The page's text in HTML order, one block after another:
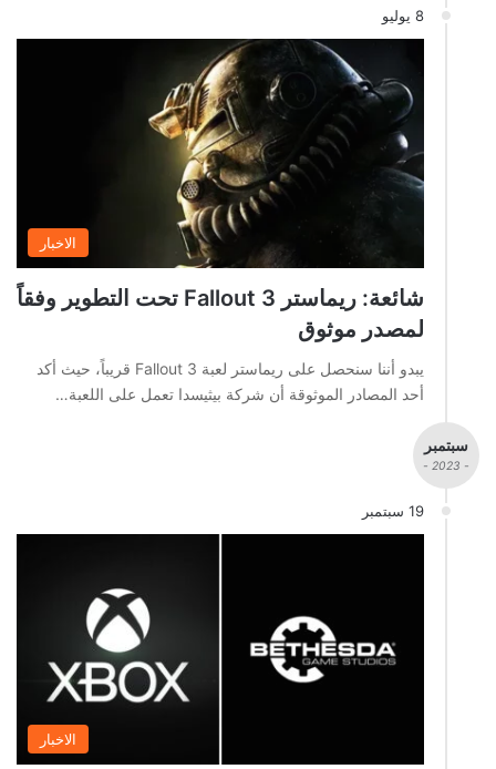
8 يوليو
الاخبار
شائعة: ريماستر Fallout 3 تحت التطوير وفقاً
لمصدر موثوق
يبدو أننا سنحصل على ريماستر لعبة Fallout 3 قريباً، حيث أكد
أحد المصادر الموثوقة أن شركة بيثيسدا تعمل على اللعبة…
سبتمبر
- 2023 -
19 سبتمبر
الاخبار